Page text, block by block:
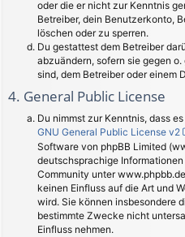
oder die er nicht zur Kenntnis
Betreiber, dein Benutzerkonto,
löschen oder zu sperren.
Du gestattest dem Betreiber
abzuändern, sofern sie gegen
sind, dem Betreiber oder einem
4. General Public License
Du nimmst zur Kenntnis, dass
GNU General Public License v2
Software von phpBB Limited
deutschsprachige
Community unter
keinen Einfluss auf die Art und
wird. Sie können insbesondere
bestimmte Zwecke nicht
Einfluss nehmen.